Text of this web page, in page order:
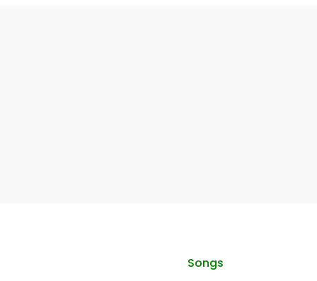
Songs